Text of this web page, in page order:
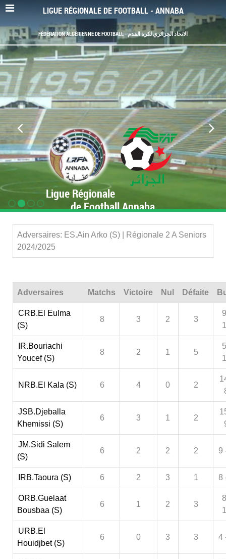
LIGUE RÉGIONALE DE FOOTBALL - ANNABA
FÉDÉRATION ALGÉRIENNE DE FOOTBALL - الاتحاد الجزائري لكرة القدم
Ligue Régionale
de Football Annaba
Adversaires: ES.Ain Arko (S) | Régionale 2 A Seniors
2024/2025
Adversaires Matchs Victoire Nul Défaite
CRB.El Eulma
(S)
8 3 2 3
IR.Bouriachi
Youcef (S)
8 2 1 5
NRB.El Kala (S) 6 4 0 2
JSB.Djeballa
Khemissi (S)
6 3 1 2
JM.Sidi Salem
(S)
6 2 2 2 9
IRB.Taoura (S) 6 2 3 1 8
ORB.Guelaat
Bousbaa (S)
6 1 2 3
URB.El
Houidjbet (S)
6 0 3 3 4